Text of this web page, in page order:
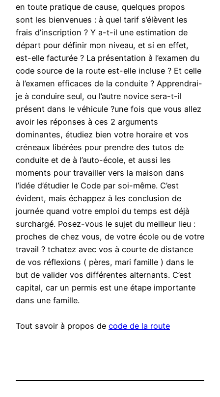
en toute pratique de cause, quelques propos
sont les bienvenues : à quel tarif s’élèvent les
frais d’inscription ? Y a-t-il une estimation de
départ pour définir mon niveau, et si en effet,
est-elle facturée ? La présentation à l’examen du
code source de la route est-elle incluse ? Et celle
à l’examen efficaces de la conduite ? Apprendrai-
je à conduire seul, ou l’autre novice sera-t-il
présent dans le véhicule ?une fois que vous allez
avoir les réponses à ces 2 arguments
dominantes, étudiez bien votre horaire et vos
créneaux libérées pour prendre des tutos de
conduite et de à l’auto-école, et aussi les
moments pour travailler vers la maison dans
l’idée d’étudier le Code par soi-même. C’est
évident, mais échappez à les conclusion de
journée quand votre emploi du temps est déjà
surchargé. Posez-vous le sujet du meilleur lieu :
proches de chez vous, de votre école ou de votre
travail ? tchatez avec vos à courte de distance
de vos réflexions ( pères, mari famille ) dans le
but de valider vos différentes alternants. C’est
capital, car un permis est une étape importante
dans une famille.
Tout savoir à propos de code de la route